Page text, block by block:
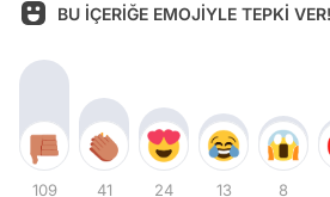
BU İÇERİĞE EMOJİYLE TEPKİ VER!
109 41 24 13 8